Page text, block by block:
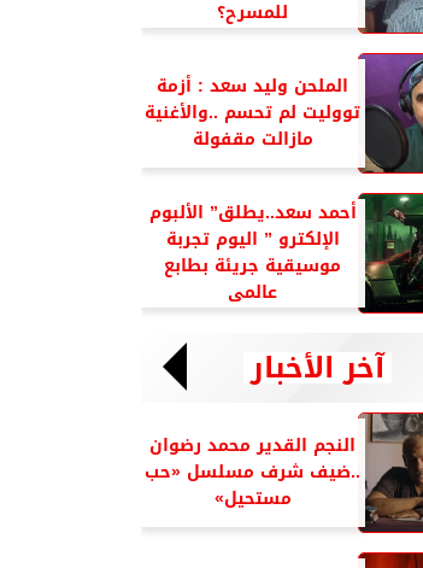
للمسرح؟
الملحن وليد سعد : أزمة
تووليت لم تحسم ..والأغنية
مازالت مقفولة
أحمد سعد..يطلق” الألبوم
الإلكترو ” اليوم تجربة
موسيقية جريئة بطابع
عالمى
آخر الأخبار
النجم القدير محمد رضوان
..ضيف شرف مسلسل «حب
مستحيل»